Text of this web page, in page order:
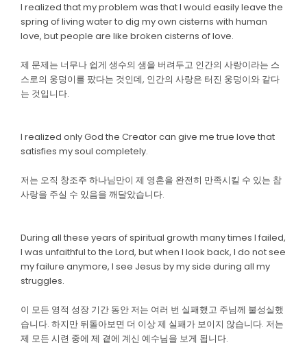
I realized that my problem was that I would easily leave the
spring of living water to dig my own cisterns with human
love, but people are like broken cisterns of love.
제 문제는 너무나 쉽게 생수의 샘을 버려두고 인간의 사랑이라는 스
스로의 웅덩이를 팠다는 것인데, 인간의 사랑은 터진 웅덩이와 같다
는 것입니다.
I realized only God the Creator can give me true love that
satisfies my soul completely.
저는 오직 창조주 하나님만이 제 영혼을 완전히 만족시킬 수 있는 참
사랑을 주실 수 있음을 깨달았습니다.
During all these years of spiritual growth many times I failed,
I was unfaithful to the Lord, but when I look back, I do not see
my failure anymore, I see Jesus by my side during all my
struggles.
이 모든 영적 성장 기간 동안 저는 여러 번 실패했고 주님께 불성실했
습니다. 하지만 뒤돌아보면 더 이상 제 실패가 보이지 않습니다. 저는
제 모든 시련 중에 제 곁에 계신 예수님을 보게 됩니다.